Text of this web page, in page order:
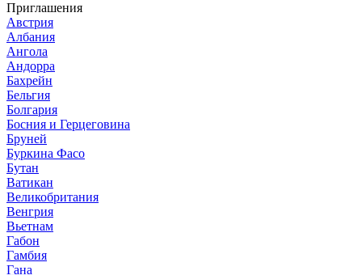
Приглашения
Австрия
Албания
Ангола
Андорра
Бахрейн
Бельгия
Болгария
Босния и Герцеговина
Бруней
Буркина Фасо
Бутан
Ватикан
Великобритания
Венгрия
Вьетнам
Габон
Гамбия
Гана